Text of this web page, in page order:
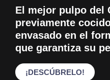
El mejor pulpo del
previamente
envasado en el
que garantiza su
¡DESCÚBRELO!